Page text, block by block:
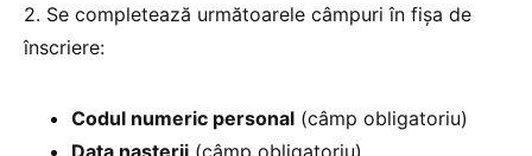
2. Se completează următoarele câmpuri în fişa de
înscriere:
Codul numeric personal (câmp obligatoriu)
Data nașterii (câmp obligatoriu)